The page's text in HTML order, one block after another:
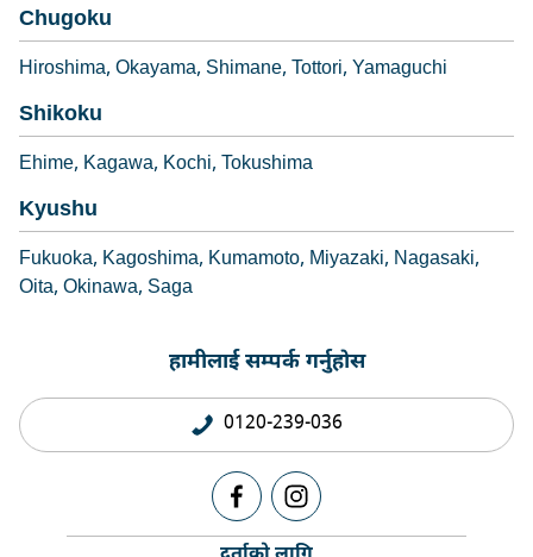
Chugoku
Hiroshima Okayama Shimane Tottori Yamaguchi
Shikoku
Ehime Kagawa Kochi Tokushima
Kyushu
Fukuoka Kagoshima Kumamoto Miyazaki Nagasaki
Oita Okinawa Saga
हामीलाई सम्पर्क गर्नुहोस
0120-239-036